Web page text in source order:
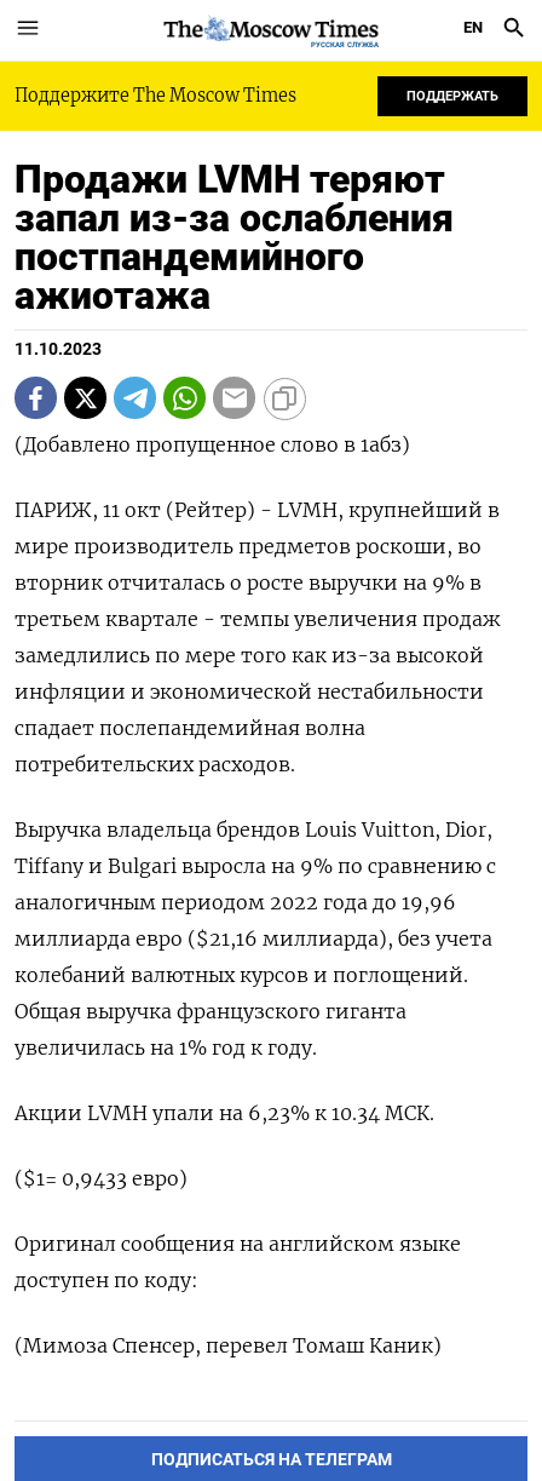
РУССКАЯ СЛУЖБА
EN
Поддержите The Moscow Times ПОДДЕРЖАТЬ
Продажи LVMH теряют
запал из-за ослабления
постпандемийного
ажиотажа
11.10.2023
(Добавлено пропущенное слово в 1абз)
ПАРИЖ, 11 окт (Рейтер) - LVMH, крупнейший в
мире производитель предметов роскоши, во
вторник отчиталась о росте выручки на 9% в
третьем квартале - темпы увеличения продаж
замедлились по мере того как из-за высокой
инфляции и экономической нестабильности
спадает послепандемийная волна
потребительских расходов.
Выручка владельца брендов Louis Vuitton, Dior,
Tiffany и Bulgari выросла на 9% по сравнению с
аналогичным периодом 2022 года до 19,96
миллиарда евро ($21,16 миллиарда), без учета
колебаний валютных курсов и поглощений.
Общая выручка французского гиганта
увеличилась на 1% год к году.
Акции LVMH упали на 6,23% к 10.34 МСК.
($1= 0,9433 евро)
Оригинал сообщения на английском языке
доступен по коду:
(Мимоза Спенсер, перевел Томаш Каник)
ПОДПИСАТЬСЯ НА ТЕЛЕГРАМ